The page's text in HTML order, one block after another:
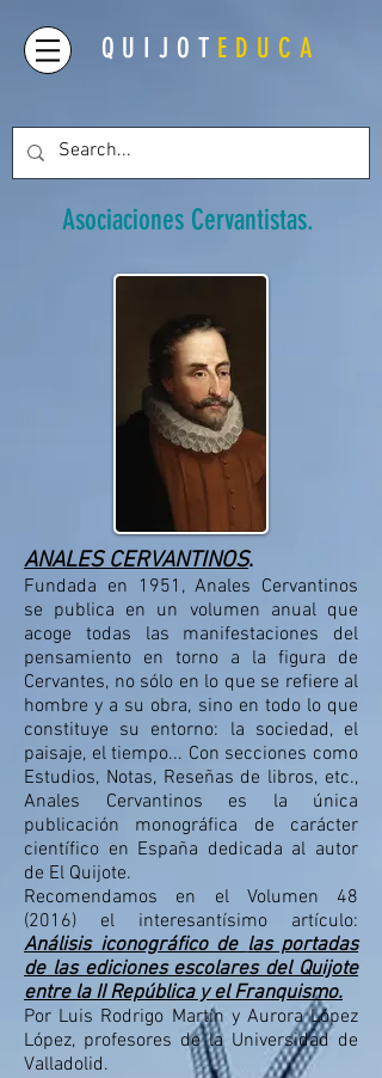
QUIJOT EDUCA
Asociaciones Cervantistas.
ANALES CERVANTINOS.
Fundada en 1951, Anales Cervantinos
se publica en un volumen anual que
acoge todas las manifestaciones del
pensamiento en torno a la figura de
Cervantes, no sólo en lo que se refiere al
hombre y a su obra, sino en todo lo que
constituye su entorno: la sociedad, el
paisaje, el tiempo... Con secciones como
Estudios, Notas, Reseñas de libros, etc.,
Anales Cervantinos es la única
publicación monográfica de carácter
científico en España dedicada al autor
de El Quijote.
​Recomendamos en el Volumen 48
(2016) el interesantísimo artículo:
Análisis iconográfico delas portadas
de las ediciones escolares del Quijote
entre la II República y el Franquismo.
Por Luis Rodrigo Martín y Aurora López
López, profesores de la Universidad de
Valladolid.